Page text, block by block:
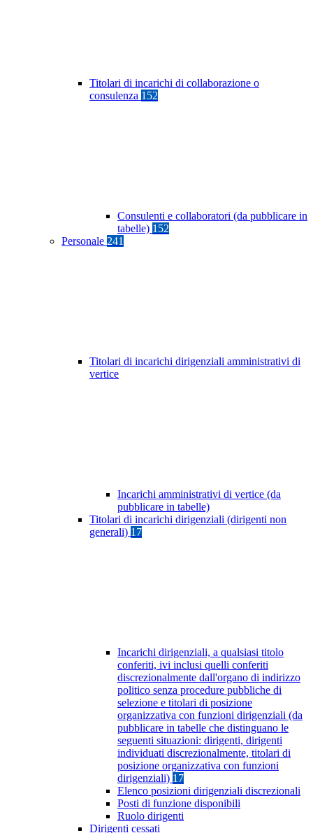
Titolari di incarichi di collaborazione o
consulenza 152
Consulenti e collaboratori (da pubblicare in
tabelle) 152
Personale 241
Titolari di incarichi dirigenziali amministrativi di
vertice
Incarichi amministrativi di vertice (da
pubblicare in tabelle)
Titolari di incarichi dirigenziali (dirigenti non
generali) 17
Incarichi dirigenziali, a qualsiasi titolo
conferiti, ivi inclusi quelli conferiti
discrezionalmente dall'organo di indirizzo
politico senza procedure pubbliche di
selezione e titolari di posizione
organizzativa con funzioni dirigenziali (da
pubblicare in tabelle che distinguano le
seguenti situazioni: dirigenti, dirigenti
individuati discrezionalmente, titolari di
posizione organizzativa con funzioni
dirigenziali) 17
Elenco posizioni dirigenziali discrezionali
Posti di funzione disponibili
Ruolo dirigenti
Dirigenti cessati